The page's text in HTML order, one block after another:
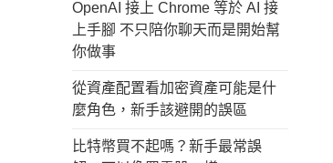
OpenAI 接上 Chrome 等於 AI 接
上手腳 不只陪你聊天而是開始幫
你做事
從資產配置看加密資產可能是什
麼角色，新手該避開的誤區
比特幣買不起嗎？新手最常誤